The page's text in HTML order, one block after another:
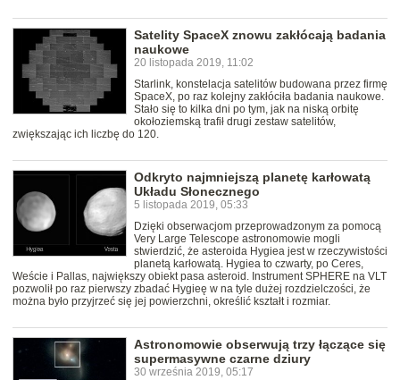
Satelity SpaceX znowu zakłócają badania
naukowe
20 listopada 2019, 11:02
Starlink, konstelacja satelitów budowana przez firmę
SpaceX, po raz kolejny zakłóciła badania naukowe.
Stało się to kilka dni po tym, jak na niską orbitę
okołoziemską trafił drugi zestaw satelitów,
zwiększając ich liczbę do 120.
Odkryto najmniejszą planetę karłowatą
Układu Słonecznego
5 listopada 2019, 05:33
Dzięki obserwacjom przeprowadzonym za pomocą
Very Large Telescope astronomowie mogli
stwierdzić, że asteroida Hygiea jest w rzeczywistości
planetą karłowatą. Hygiea to czwarty, po Ceres,
Weście i Pallas, największy obiekt pasa asteroid. Instrument SPHERE na VLT
pozwolił po raz pierwszy zbadać Hygieę w na tyle dużej rozdzielczości, że
można było przyjrzeć się jej powierzchni, określić kształt i rozmiar.
Astronomowie obserwują trzy łączące się
supermasywne czarne dziury
30 września 2019, 05:17